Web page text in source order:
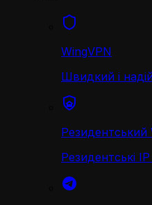
WingVPN
Швидкий і
Резидентський
Резидентські